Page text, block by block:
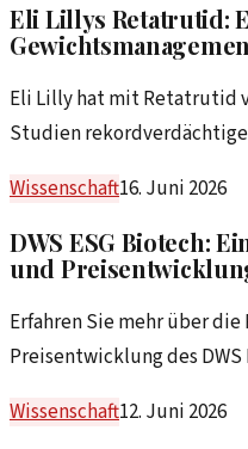
Eli Lillys Retatrutid:
Eli Lilly hat mit Retatrutid
Studien
bleiben?
Wissenschaft16. Juni 2026
DWS ESG Biotech:
und
Erfahren Sie mehr über
Preisentwicklung des
abschneidet.
Wissenschaft12. Juni 2026